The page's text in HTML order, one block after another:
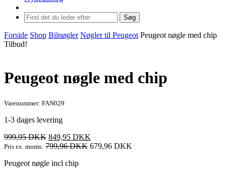
Søg
Forside Shop Bilnøgler Nøgler til Peugeot Peugeot nøgle med chip
Tilbud!
Peugeot nøgle med chip
Varenummer: FAN029
1-3 dages levering
999,95DKK Den
oprindelige
var:
849,95 DKK
aktuelle
Pris ex. moms: 799,96DKK 679,96 DKK
Peugeot nøgle incl chip